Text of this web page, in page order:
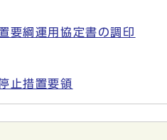
要綱運用協定書の調印
止措置要領